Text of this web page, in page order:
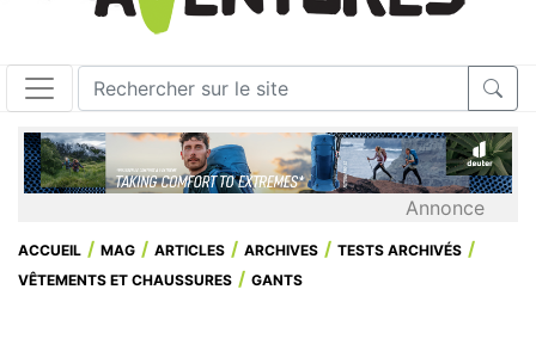
Annonce
ACCUEIL MAG ARTICLES ARCHIVES
TESTS ARCHIVÉS
VÊTEMENTS ET CHAUSSURES
GANTS